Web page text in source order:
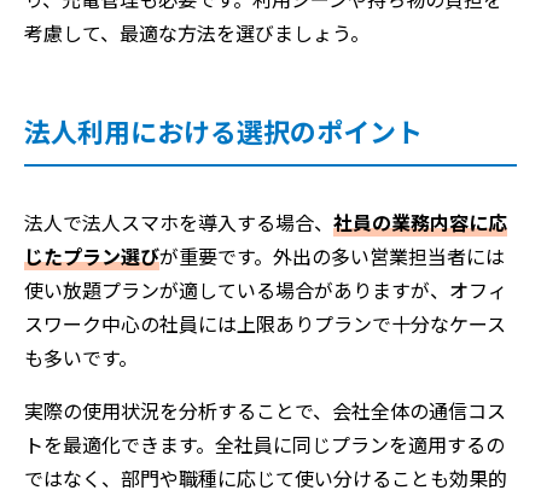
考慮して、最適な方法を選びましょう。
法人利用における選択のポイント
法人で法人スマホを導入する場合、 社員の業務内容に応
じたプラン選びが重要です。外出の多い営業担当者には
使い放題プランが適している場合がありますが、オフィ
スワーク中心の社員には上限ありプランで十分なケース
も多いです。
実際の使用状況を分析することで、会社全体の通信コス
トを最適化できます。全社員に同じプランを適用するの
ではなく、部門や職種に応じて使い分けることも効果的